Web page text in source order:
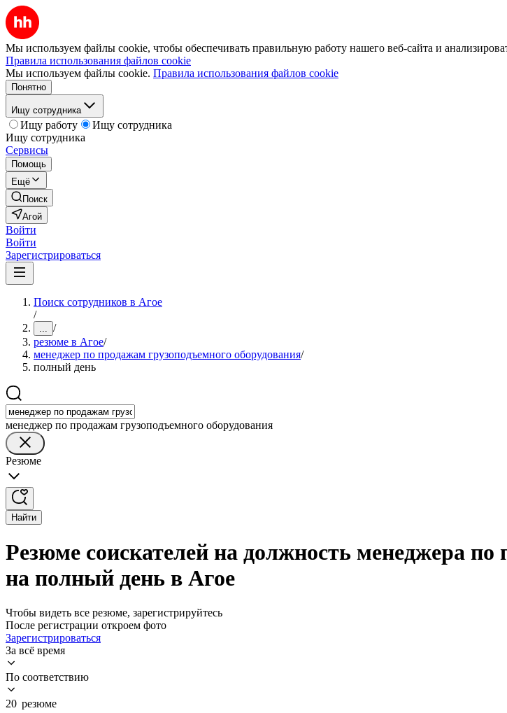
Мы используем файлы cookie, чтобы обеспечивать правильную работу нашего веб-сайта и
Правила использования файлов cookie
Мы используем файлы cookie. Правила использования файлов cookie
Понятно
Ищу сотрудника
Ищу работу
Ищу сотрудника
Ищу сотрудника
Сервисы
Помощь
Ещё
Поиск
Агой
Войти
Войти
Зарегистрироваться
Поиск сотрудников в Агое
/
... /
резюме в Агое/
менеджер по продажам грузоподъемного оборудования/
полный день
менеджер по продажам грузоподъемного оборудования
Резюме
Найти
Резюме соискателей на должность менеджера
на полный день в Агое
Чтобы видеть все резюме, зарегистрируйтесь
После регистрации откроем фото
Зарегистрироваться
За всё время
По соответствию
20 резюме